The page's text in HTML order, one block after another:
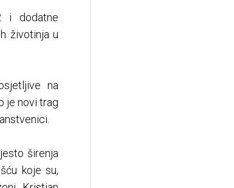
i dodatne
životinja u
na
je novi trag
širenja
koje su,